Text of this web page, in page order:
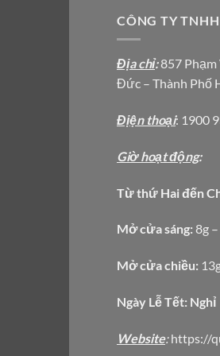
CÔNG TY
Địa chỉ:857
Đức – Thành Phố
Địện thoại: 1900
Giờ hoạt động:
Từ thứ Hai đến
Mở cửa sáng: 8g
Mở cửa chiều:
Ngày Lễ Tết: Nghỉ
Website:https://